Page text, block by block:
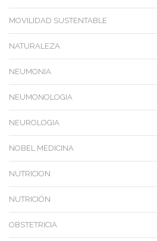
MOVILIDAD SUSTENTABLE
NATURALEZA
NEUMONIA
NEUMONOLOGIA
NEUROLOGIA
NOBEL MEDICINA
NUTRICION
NUTRICIÓN
OBSTETRICIA